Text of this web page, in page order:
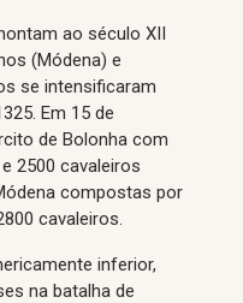
ao século XII
(Módena) e
se intensificaram
Em 15 de
de Bolonha com
2500 cavaleiros
compostas por
cavaleiros.
inferior,
na batalha de